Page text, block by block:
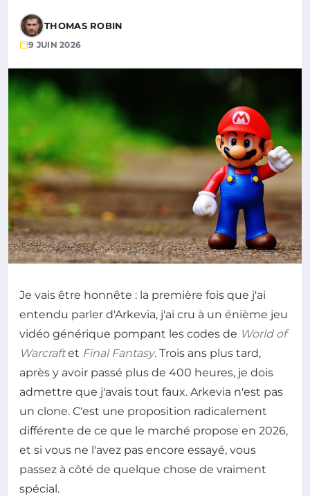
THOMAS ROBIN
9 JUIN 2026
Je vais être honnête : la première fois que j'ai
entendu parler d'Arkevia, j'ai cru à un énième jeu
vidéo générique pompant les codes de World of
Warcraftet Final Fantasy. Trois ans plus tard,
après y avoir passé plus de 400 heures, je dois
admettre que j'avais tout faux. Arkevia n'est pas
un clone. C'est une proposition radicalement
différente de ce que le marché propose en 2026,
et si vous ne l'avez pas encore essayé, vous
passez à côté de quelque chose de vraiment
spécial.